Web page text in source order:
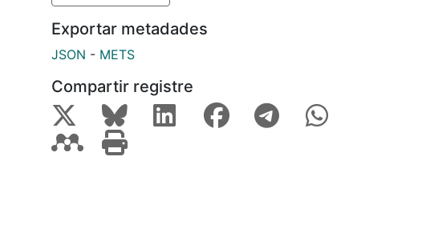
Exportar metadades
JSON - METS
Compartir registre